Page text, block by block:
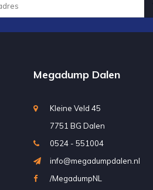
Megadump Dalen
Kleine Veld 45
7751 BG Dalen
0524 - 551004
info@megadumpdalen.nl
/MegadumpNL